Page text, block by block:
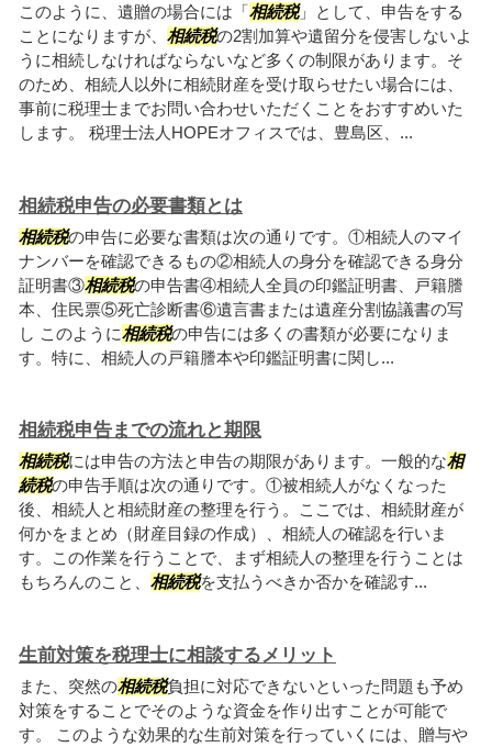
このように、遺贈の場合には「相続税」として、申告をする
ことになりますが、 相続税の2割加算や遺留分を侵害しないよ
うに相続しなければならないなど多くの制限があります。そ
のため、相続人以外に相続財産を受け取らせたい場合には、
事前に税理士までお問い合わせいただくことをおすすめいた
します。 税理士法人HOPEオフィスでは、豊島区、...
相続税申告の必要書類とは
相続税の申告に必要な書類は次の通りです。①相続人のマイ
ナンバーを確認できるもの②相続人の身分を確認できる身分
証明書③相続税の申告書④相続人全員の印鑑証明書、戸籍謄
本、住民票⑤死亡診断書⑥遺言書または遺産分割協議書の写
し このように相続税の申告には多くの書類が必要になりま
す。特に、相続人の戸籍謄本や印鑑証明書に関し...
相続税申告までの流れと期限
相続税には申告の方法と申告の期限があります。一般的な相
続税の申告手順は次の通りです。①被相続人がなくなった
後、相続人と相続財産の整理を行う。ここでは、相続財産が
何かをまとめ（財産目録の作成）、相続人の確認を行いま
す。この作業を行うことで、まず相続人の整理を行うことは
もちろんのこと、 相続税を支払うべきか否かを確認す...
生前対策を税理士に相談するメリット
また、突然の相続税負担に対応できないといった問題も予め
対策をすることでそのような資金を作り出すことが可能で
す。 このような効果的な生前対策を行っていくには、贈与や